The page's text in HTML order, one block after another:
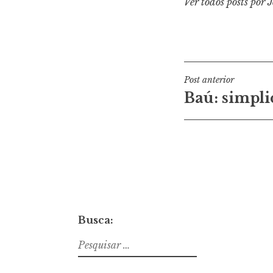
de
Post anterior
Baú:
Busca:
Pesquisar
por: